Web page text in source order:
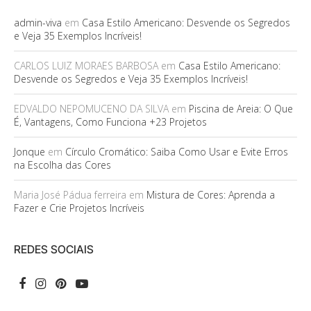
admin-viva em Casa Estilo Americano: Desvende os Segredos
e Veja 35 Exemplos Incríveis!
CARLOS LUIZ MORAES BARBOSAem Casa Estilo Americano:
Desvende os Segredos e Veja 35 Exemplos Incríveis!
EDVALDO NEPOMUCENO DA SILVAem Piscina de Areia: O Que
É, Vantagens, Como Funciona +23 Projetos
Jonque em Círculo Cromático: Saiba Como Usar e Evite Erros
na Escolha das Cores
Maria José Pádua ferreira em Mistura de Cores: Aprenda a
Fazer e Crie Projetos Incríveis
REDES SOCIAIS